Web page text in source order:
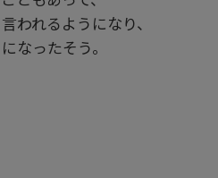
われるようになり、
なったそう。